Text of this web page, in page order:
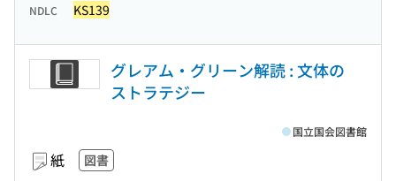
NDLC KS139
グレアム・グリーン解読 : 文体の
ストラテジー
紙 図書
国立国会図書館